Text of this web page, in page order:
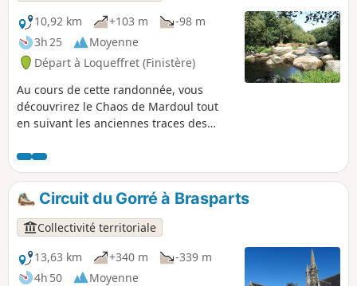
Mougau (entre 3000 et 2500 avant J.C).
10,92 km +103 m
-98 m
3h 25
Moyenne
Départ à Loqueffret (Finistère)
Au cours de cette randonnée, vous
découvrirez le Chaos de Mardoul tout
en suivant les anciennes traces des
ambulants allant de ferme en ferme,
chargés de faïences (bols, assiettes,
écuelles) qu'ils échangeaient contre des
chiffons.Circuit du Gorré à Brasparts
Collectivité territoriale
13,63 km
+340 m
-339 m
4h 50
Moyenne